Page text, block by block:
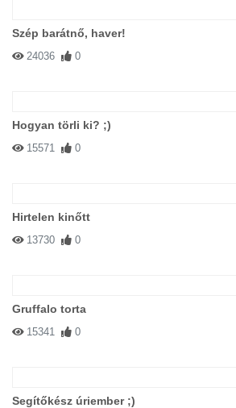
Szép barátnő, haver!
24036 0
Hogyan törli ki? ;)
15571 0
Hirtelen kinőtt
13730 0
Gruffalo torta
15341 0
Segítőkész úriember ;)